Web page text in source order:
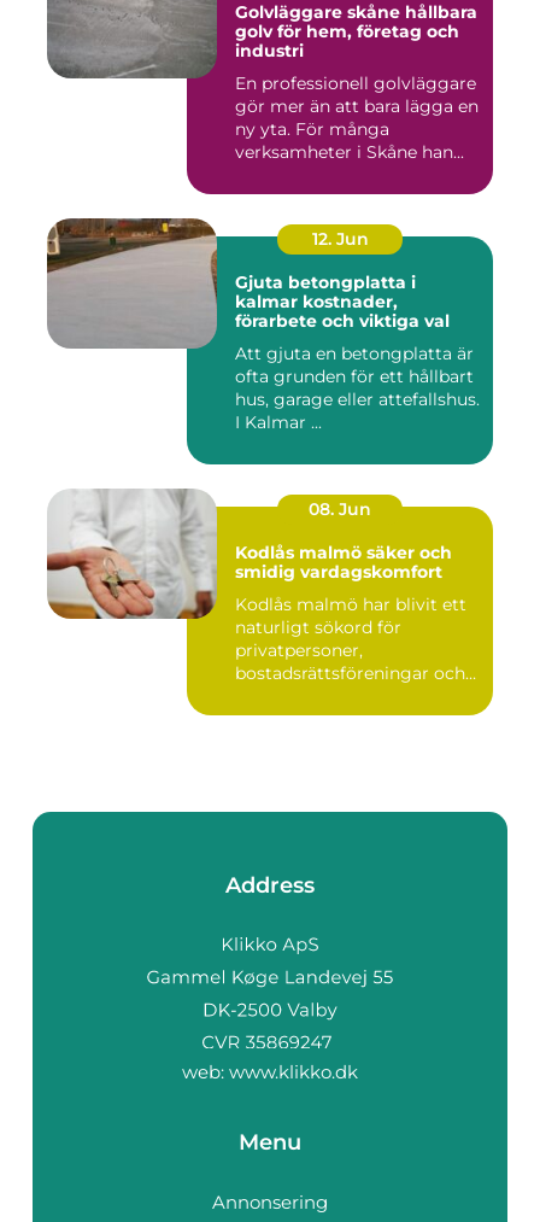
Golvläggare skåne hållbara
golv för hem, företag och
industri
En professionell golvläggare
gör mer än att bara lägga en
ny yta. För många
verksamheter i Skåne han...
12. Jun
Gjuta betongplatta i
kalmar kostnader,
förarbete och viktiga val
Att gjuta en betongplatta är
ofta grunden för ett hållbart
hus, garage eller attefallshus.
I Kalmar ...
08. Jun
Kodlås malmö säker och
smidig vardagskomfort
Kodlås malmö har blivit ett
naturligt sökord för
privatpersoner,
bostadsrättsföreningar och
Address
web: www.klikko.dk
Menu
Annonsering